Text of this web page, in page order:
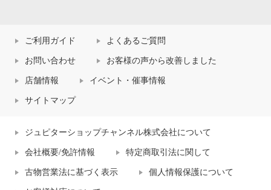
ご利用ガイド よくあるご質問
お問い合わせ お客様の声から改善しました
店舗情報 イベント・催事情報
サイトマップ
ジュピターショップチャンネル株式会社について
会社概要/免許情報 特定商取引法に関して
古物営業法に基づく表示 個人情報保護について